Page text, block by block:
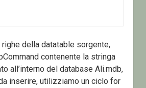
righe della datatable sorgente,
contenente la stringa
all’interno del database Ali.mdb,
inserire, utilizziamo un ciclo for